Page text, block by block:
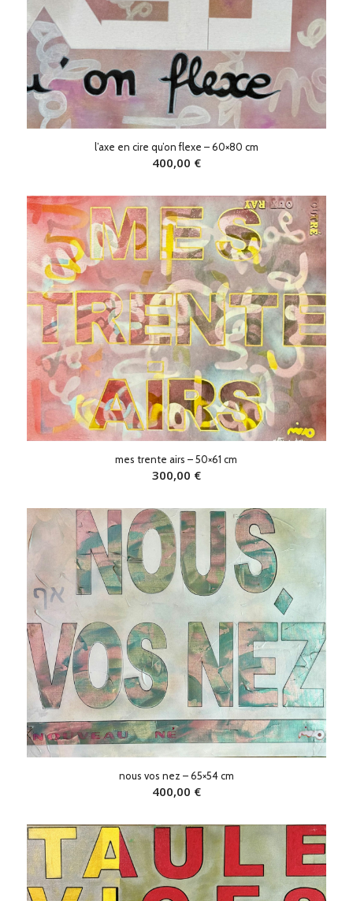
l’axe en cire qu’on flexe – 60×80 cm
400,00 €
mes trente airs – 50×61 cm
300,00 €
nous vos nez – 65×54 cm
400,00 €